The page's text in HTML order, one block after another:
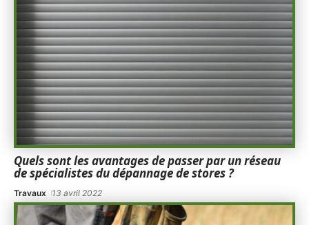
Quels sont les avantages de passer par un réseau
de spécialistes du dépannage de stores ?
Travaux 13 avril 2022